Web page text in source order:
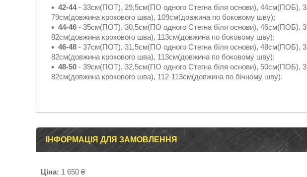
42-44- 33см(ПОТ), 29,5см(ПО одного Стегна біля основи), 44см(ПОБ),
79см(довжина крокового шва), 109см(довжина по боковому шву);
44-46 - 35см(ПОТ), 30,5см(ПО одного Стегна біля основи), 46см(ПОБ),
82см(довжина крокового шва), 113см(довжина по боковому шву);
46-48 - 37см(ПОТ), 31,5см(ПО одного Стегна біля основи), 48см(ПОБ),
82см(довжина крокового шва), 113см(довжина по боковому шву);
48-50 - 39см(ПОТ), 32,5см(ПО одного Стегна біля основи), 50см(ПОБ),
82см(довжина крокового шва), 112-113см(довжина по бічному шву).
ІНФОРМАЦІЯ ДЛЯ ЗАМОВЛЕННЯ
Ціна: 1 650 ₴